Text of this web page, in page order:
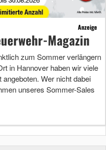
Anzeige
Magazin
zum Sommer verlängern
in Hannover haben wir viele
Wer nicht dabei
unseres Sommer-Sales